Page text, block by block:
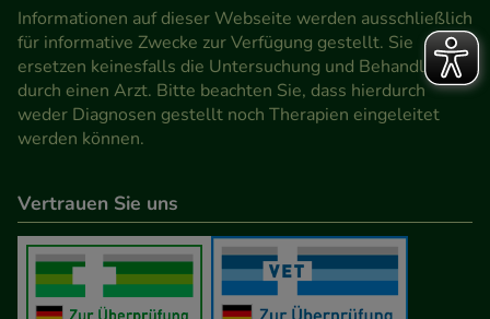
Informationen auf dieser Webseite werden ausschließlich
für informative Zwecke zur Verfügung gestellt. Sie
ersetzen keinesfalls die Untersuchung und Behandlung
durch einen Arzt. Bitte beachten Sie, dass hierdurch
weder Diagnosen gestellt noch Therapien eingeleitet
werden können.
Vertrauen Sie uns